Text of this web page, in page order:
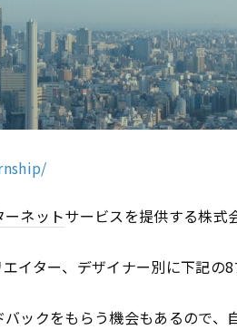
ーネットサービスを提供する株式
イター、デザイナー別に下記の
ックをもらう機会もあるので、